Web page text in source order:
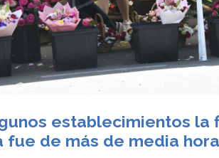
establecimientos la
fue de más de media